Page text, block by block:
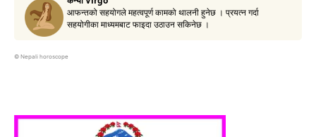
© Nepali horoscope